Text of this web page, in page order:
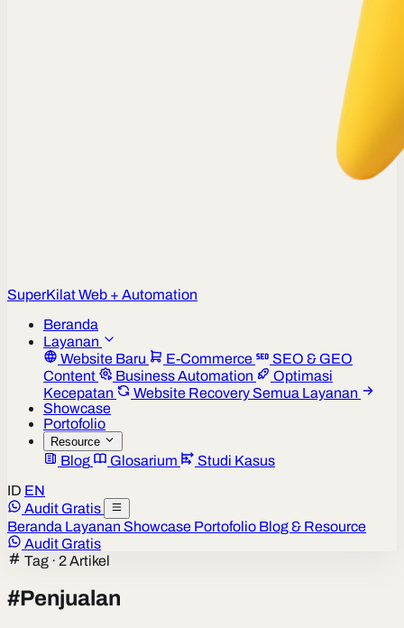
SuperKilatWeb + Automation
Beranda
Layanan
Website Baru
E-Commerce
SEO & GEO
Content
Business Automation
Optimasi
Kecepatan
Website Recovery Semua Layanan
Showcase
Portofolio
Resource
Blog Glosarium
Studi Kasus
ID EN
Audit Gratis
Beranda Layanan Showcase Portofolio Blog & Resource
Audit Gratis
Tag · 2 Artikel
#Penjualan